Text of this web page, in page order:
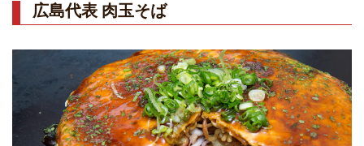
広島代表 肉玉そば